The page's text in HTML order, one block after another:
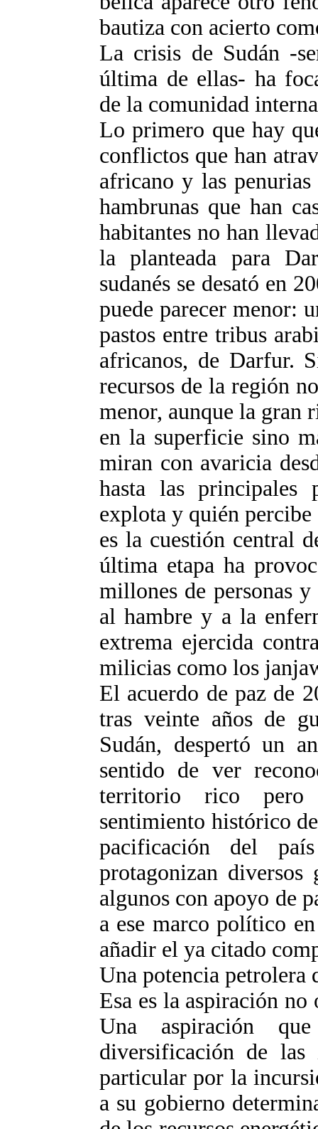
bautiza con acierto
La crisis de Sudán -
última de ellas- ha
de la comunidad
Lo primero que hay
conflictos que han
africano y las penurias
hambrunas que han
habitantes no han
la planteada para
sudanés se desató en
puede parecer menor:
pastos entre tribus
africanos, de Darfur.
recursos de la región
menor, aunque la gran
en la superficie sino
miran con avaricia
hasta las principales
explota y quién
es la cuestión central
última etapa ha
millones de personas
al hambre y a la
extrema ejercida
milicias como los
El acuerdo de paz de
tras veinte años de
Sudán, despertó un
sentido de ver
territorio rico pero
sentimiento histórico
pacificación del
protagonizan
algunos con apoyo de
a ese marco político
añadir el ya citado
Una potencia petrolera
Esa es la aspiración
Una aspiración
diversificación de
particular por la
a su gobierno